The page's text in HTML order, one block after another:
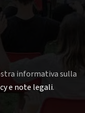
informativa sulla
e note legali.